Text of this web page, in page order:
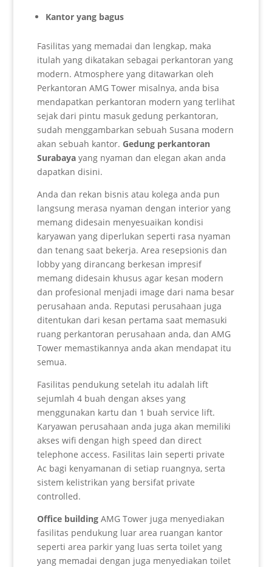
Kantor yang bagus
Fasilitas yang memadai dan lengkap, maka
itulah yang dikatakan sebagai perkantoran yang
modern. Atmosphere yang ditawarkan oleh
Perkantoran AMG Tower misalnya, anda bisa
mendapatkan perkantoran modern yang terlihat
sejak dari pintu masuk gedung perkantoran,
sudah menggambarkan sebuah Susana modern
akan sebuah kantor. Gedung perkantoran
Surabaya yang nyaman dan elegan akan anda
dapatkan disini.
Anda dan rekan bisnis atau kolega anda pun
langsung merasa nyaman dengan interior yang
memang didesain menyesuaikan kondisi
karyawan yang diperlukan seperti rasa nyaman
dan tenang saat bekerja. Area resepsionis dan
lobby yang dirancang berkesan impresif
memang didesain khusus agar kesan modern
dan profesional menjadi image dari nama besar
perusahaan anda. Reputasi perusahaan juga
ditentukan dari kesan pertama saat memasuki
ruang perkantoran perusahaan anda, dan AMG
Tower memastikannya anda akan mendapat itu
semua.
Fasilitas pendukung setelah itu adalah lift
sejumlah 4 buah dengan akses yang
menggunakan kartu dan 1 buah service lift.
Karyawan perusahaan anda juga akan memiliki
akses wifi dengan high speed dan direct
telephone access. Fasilitas lain seperti private
Ac bagi kenyamanan di setiap ruangnya, serta
sistem kelistrikan yang bersifat private
controlled.
Office buildingAMG Tower juga menyediakan
fasilitas pendukung luar area ruangan kantor
seperti area parkir yang luas serta toilet yang
yang memadai dengan juga menyediakan toilet